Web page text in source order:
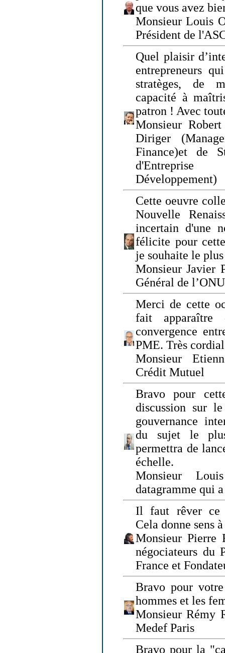
que vous avez
Monsieur Louis
Président de
Quel plaisir
entrepreneurs
stratèges, de
capacité à
patron ! Avec
Monsieur
Diriger
Finance)et de
Développement)
Cette oeuvre
Nouvelle
incertain d'une
félicite pour
je souhaite le
Monsieur Javier
Général de
Merci de cette
fait apparaître
convergence
PME. Très
Monsieur
Crédit Mutuel
Bravo pour
discussion sur
gouvernance
du sujet le
permettra de
échelle.
Monsieur
datagramme qui
Il faut rêver ce
Cela donne sens
Monsieur Pierre
négociateurs du
France et
Bravo pour
hommes et les
Monsieur Rémy
Medef Paris
Bravo pour la